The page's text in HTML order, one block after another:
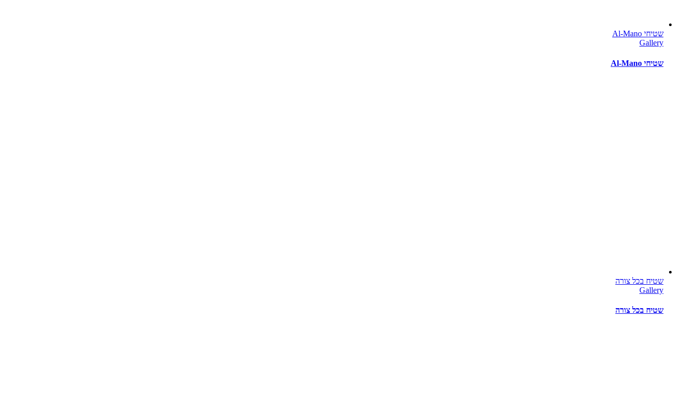
שטיחי Al-Mano
Gallery
שטיחי Al-Mano
שטיח בכל צורה
Gallery
שטיח בכל צורה